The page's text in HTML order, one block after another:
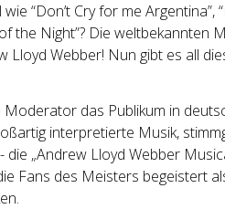
“Don’t Cry for me Argentina”,
the Night”? Die weltbekannten
Lloyd Webber! Nun gibt es all
Moderator das Publikum in
interpretierte Musik,
„Andrew Lloyd Webber
Fans des Meisters begeistert